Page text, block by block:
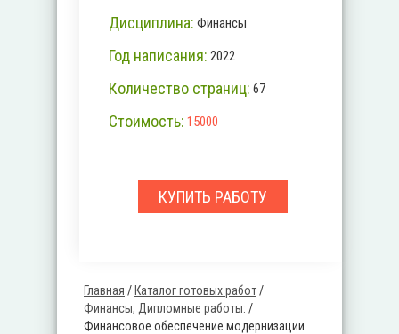
Вы здесь
Главная / Каталог готовых работ/
Финансы, Дипломные работы: /
Финансовое обеспечение модернизации
Дисциплина: Финансы
Год написания: 2022
Количество страниц: 67
Стоимость: 15000
КУПИТЬ РАБОТУ